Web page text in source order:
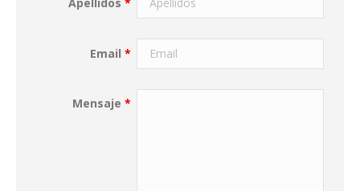
Email*
Mensaje*